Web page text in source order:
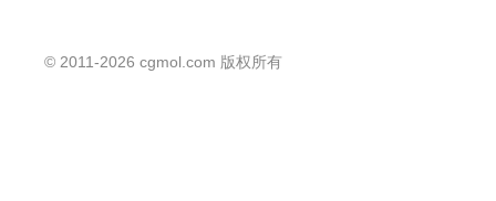
© 2011-2026 cgmol.com 版权所有